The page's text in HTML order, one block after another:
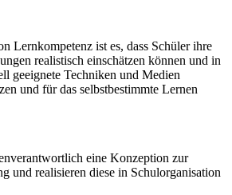
Lernkompetenz ist es, dass Schüler ihre
realistisch einschätzen können und in
geeignete Techniken und Medien
und für das selbstbestimmte Lernen
eine Konzeption zur
und realisieren diese in Schulorganisation